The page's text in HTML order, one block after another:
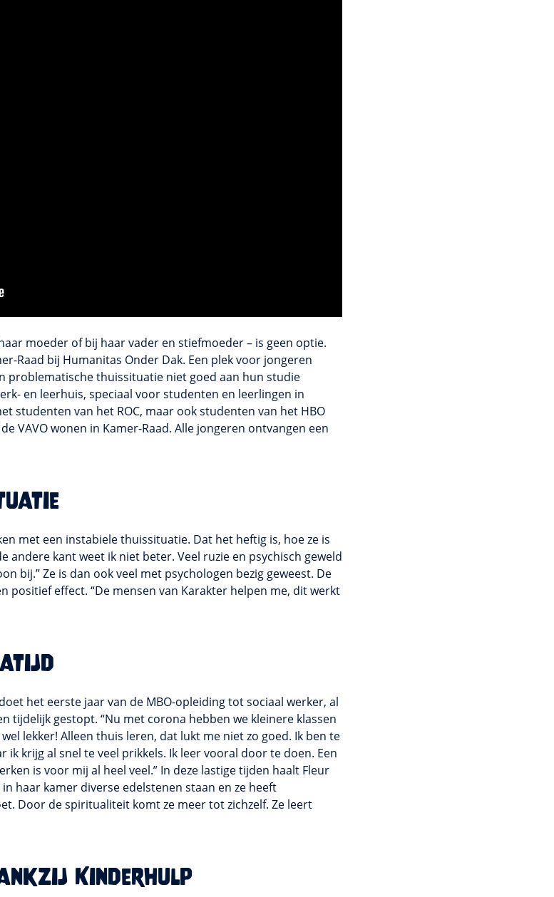
moeder of bij haar vader en stiefmoeder – is geen optie.
Raad bij Humanitas Onder Dak. Een plek voor jongeren
problematische thuissituatie niet goed aan hun studie
en leerhuis, speciaal voor studenten en leerlingen in
studenten van het ROC, maar ook studenten van het HBO
VAVO wonen in Kamer-Raad. Alle jongeren ontvangen een
met een instabiele thuissituatie. Dat het heftig is, hoe ze is
andere kant weet ik niet beter. Veel ruzie en psychisch geweld
bij.” Ze is dan ook veel met psychologen bezig geweest. De
positief effect. “De mensen van Karakter helpen me, dit werkt
het eerste jaar van de MBO-opleiding tot sociaal werker, al
tijdelijk gestopt. “Nu met corona hebben we kleinere klassen
lekker! Alleen thuis leren, dat lukt me niet zo goed. Ik ben te
ik krijg al snel te veel prikkels. Ik leer vooral door te doen. Een
is voor mij al heel veel.” In deze lastige tijden haalt Fleur
haar kamer diverse edelstenen staan en ze heeft
Door de spiritualiteit komt ze meer tot zichzelf. Ze leert
Kinderhulp